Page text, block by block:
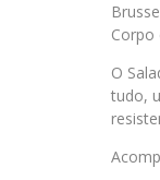
Corpo
O
tudo,